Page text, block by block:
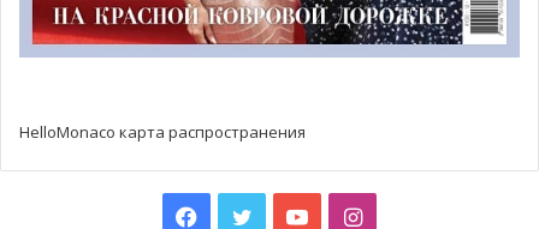
золота. Аксессуары и украшения были предоставлены
дизайнером эксклюзивной бижутерии ручной работы
дней события.
Совместно с МsFit Монако все делегатки поделились
HelloMonaco карта распространения
Facebook
TwitterYouTubeInstagram